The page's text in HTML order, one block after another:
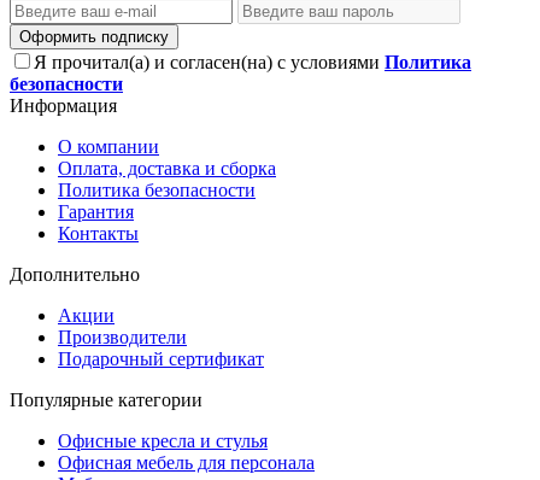
Оформить подписку
Я прочитал(а) и согласен(на) с условиями Политика
безопасности
Информация
О компании
Оплата, доставка и сборка
Политика безопасности
Гарантия
Контакты
Дополнительно
Акции
Производители
Подарочный сертификат
Популярные категории
Офисные кресла и стулья
Офисная мебель для персонала